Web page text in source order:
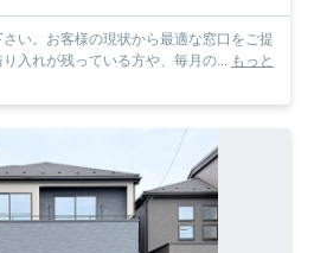
い。お客様の現状から最適な窓口をご提
入れが残っている方や、毎月の... もっと